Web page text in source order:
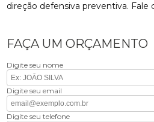
direção defensiva preventiva. Fale
FAÇA UM ORÇAMENTO
Digite seu nome
Digite seu email
Digite seu telefone